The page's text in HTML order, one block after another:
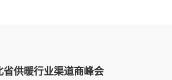
供暖行业渠道商峰会